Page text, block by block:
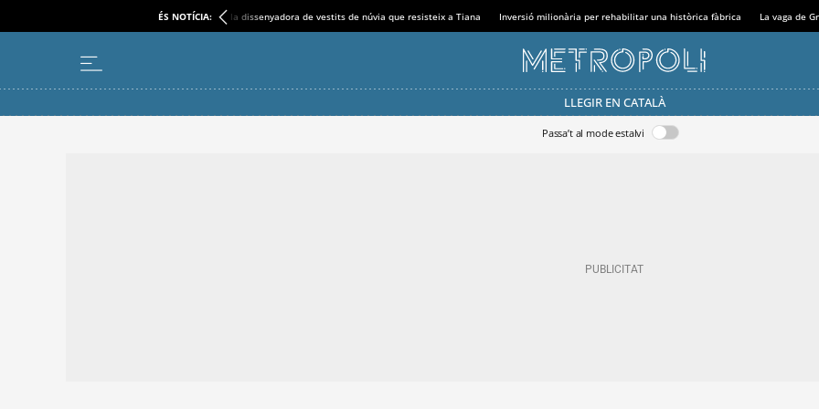
ÉS NOTÍCIA: la dissenyadora de vestits de núvia que resisteix a Tiana Inversió milionària per rehabilitar una històrica fàbrica La vaga de
LLEGIR EN CATALÀ
Passa’t al mode estalvi